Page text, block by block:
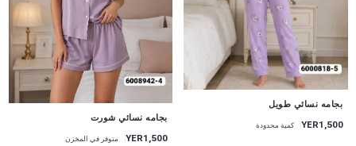
بجامه نسائي طويل
YER1,500 كمية محدودة
جديد
بجامه نسائي شورت
YER1,500 متوفر في المخزن